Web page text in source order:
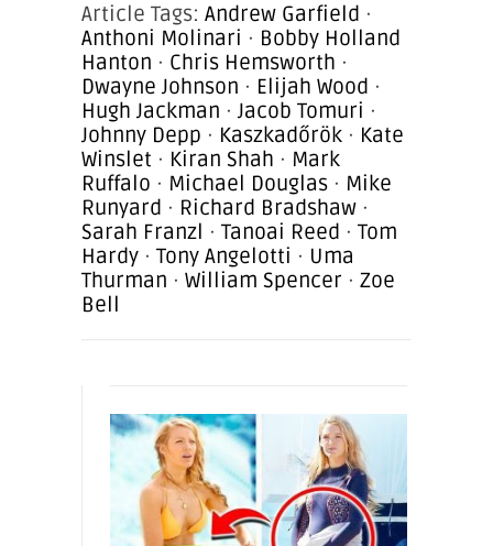
Article Tags: Andrew Garfield ·
Anthoni Molinari · Bobby Holland
Hanton · Chris Hemsworth ·
Dwayne Johnson · Elijah Wood ·
Hugh Jackman · Jacob Tomuri ·
Johnny Depp · Kaszkadőrök · Kate
Winslet · Kiran Shah · Mark
Ruffalo · Michael Douglas · Mike
Runyard · Richard Bradshaw ·
Sarah Franzl · Tanoai Reed · Tom
Hardy · Tony Angelotti · Uma
Thurman · William Spencer · Zoe
Bell